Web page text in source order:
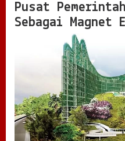
a
j
u
P
u
s
a
t
Pusat
Sebagai Magnet